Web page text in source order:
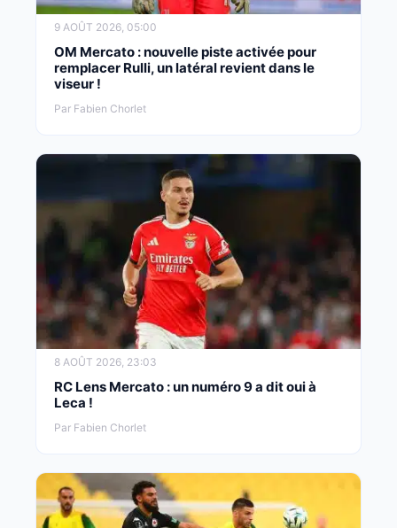
9 AOÛT 2026, 05:00
OM Mercato : nouvelle piste activée pour
remplacer Rulli, un latéral revient dans le
viseur !
Par Fabien Chorlet
8 AOÛT 2026, 23:03
RC Lens Mercato : un numéro 9 a dit oui à
Leca !
Par Fabien Chorlet